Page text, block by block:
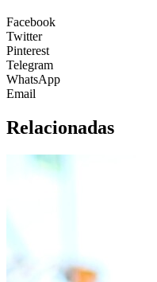
Facebook
Twitter
Pinterest
Telegram
WhatsApp
Email
Relacionadas